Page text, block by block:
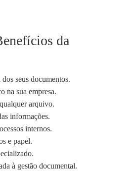
da
seus documentos.
na sua empresa.
arquivo.
informações.
internos.
e papel.
à gestão documental.